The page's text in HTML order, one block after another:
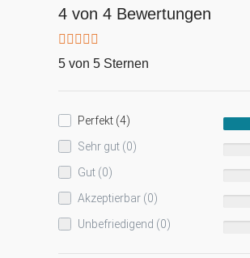
4 von 4 Bewertungen
5 von 5 Sternen
Perfekt (4)
Sehr gut (0)
Gut (0)
Akzeptierbar (0)
Unbefriedigend (0)